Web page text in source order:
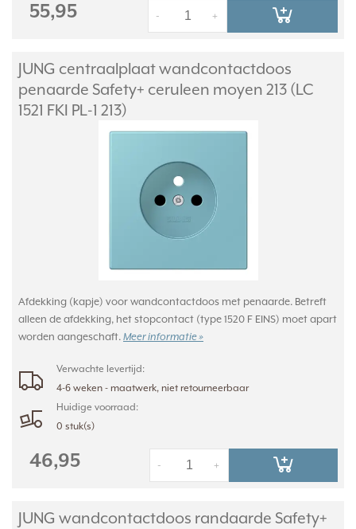
55,95 +
-
JUNG centraalplaat wandcontactdoos
penaarde Safety+ ceruleen moyen 213 (LC
1521 FKI PL-1 213)
Afdekking (kapje) voor wandcontactdoos met penaarde. Betreft
alleen de afdekking, het stopcontact (type 1520 F EINS) moet apart
worden aangeschaft. Meer informatie »
Verwachte levertijd:
4-6 weken - maatwerk, niet retourneerbaar
Huidige voorraad:
0 stuk(s)
46,95 +
-
JUNG wandcontactdoos randaarde Safety+